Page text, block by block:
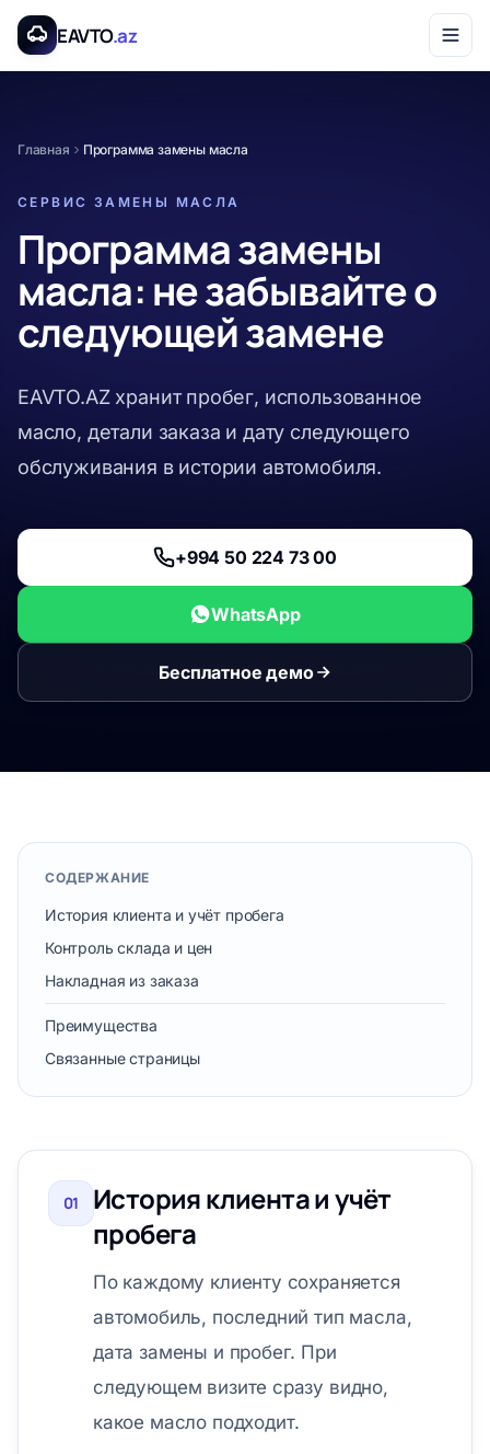
Перейти к основному содержанию
EAVTO.az
Главная Программа замены масла
СЕРВИС ЗАМЕНЫ МАСЛА
Программа замены
масла: не забывайте о
следующей замене
EAVTO.AZ хранит пробег, использованное
масло, детали заказа и дату следующего
обслуживания в истории автомобиля.
+994 50 224 73 00
WhatsApp
Бесплатное демо
СОДЕРЖАНИЕ
История клиента и учёт пробега
Контроль склада и цен
Накладная из заказа
Преимущества
Связанные страницы
01
История клиента и учёт
пробега
По каждому клиенту сохраняется
автомобиль, последний тип масла,
дата замены и пробег. При
следующем визите сразу видно,
какое масло подходит.